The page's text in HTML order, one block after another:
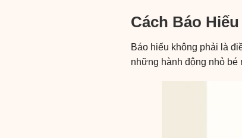
Cách Báo
Báo hiếu không phải là
những hành động nhỏ bé